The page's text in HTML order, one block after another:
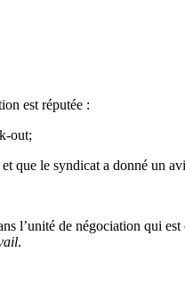
est réputée :
out;
le syndicat a donné un
l’unité de négociation qui
.